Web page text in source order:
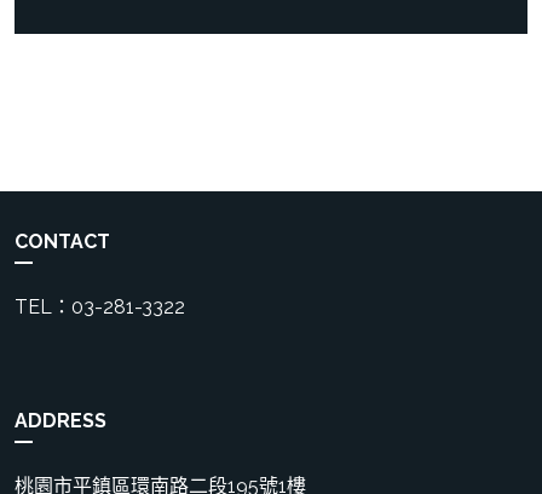
CONTACT
TEL：03-281-3322
ADDRESS
桃園市平鎮區環南路二段195號1樓